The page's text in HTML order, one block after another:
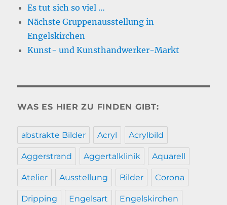
Es tut sich so viel …
Nächste Gruppenausstellung in
Engelskirchen
Kunst- und Kunsthandwerker-Markt
WAS ES HIER ZU FINDEN GIBT:
abstrakte Bilder Acryl Acrylbild
Aggerstrand Aggertalklinik Aquarell
Atelier Ausstellung Bilder Corona
Dripping Engelsart Engelskirchen